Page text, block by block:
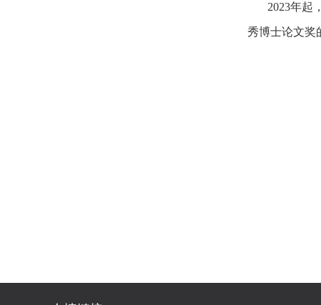
2023年起
秀博士论文奖